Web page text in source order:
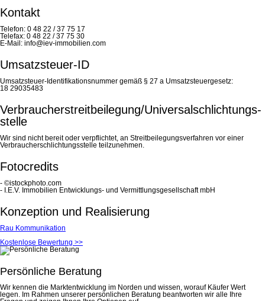
Kontakt
Telefon: 0 48 22 / 37 75 17
Telefax: 0 48 22 / 37 75 30
E-Mail: info@iev-immobilien.com
Umsatzsteuer-ID
Umsatzsteuer-Identifikationsnummer gemäß § 27 a Umsatzsteuergesetz:
18 29035483
Verbraucher­streit­beilegung/Universal­schlichtungs­
stelle
Wir sind nicht bereit oder verpflichtet, an Streitbeilegungsverfahren vor einer
Verbraucherschlichtungsstelle teilzunehmen.
Fotocredits
- ©istockphoto.com
- I.E.V. Immobilien Entwicklungs- und Vermittlungsgesellschaft mbH
Konzeption und Realisierung
Rau Kommunikation
Kostenlose Bewertung >>
Persönliche Beratung
Wir kennen die Marktentwicklung im Norden und wissen, worauf Käufer Wert
legen. Im Rahmen unserer persönlichen Beratung beantworten wir alle Ihre